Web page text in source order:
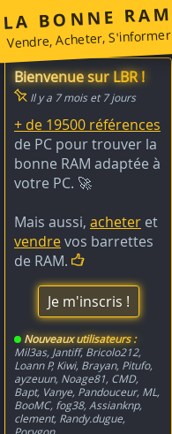
LA BONNE RAM
Vendre, Acheter, S'informer
Bienvenue sur LBR !
Il y a 7 mois et 7 jours
+ de 19500 références
de PC pour trouver la
bonne RAM adaptée à
votre PC. 🚀
Mais aussi, acheter et
vendrevos barrettes
de RAM.
Je m'inscris !
Nouveaux utilisateurs :
Mil3as, Jantiff, Bricolo212,
Loann P,Kiwi, Brayan, Pitufo,
ayzeuun, Noage81, CMD,
Bapt, Vanye, Pandouceur, ML,
BooMC, fog38, Assianknp,
clement, Randy.dugue,